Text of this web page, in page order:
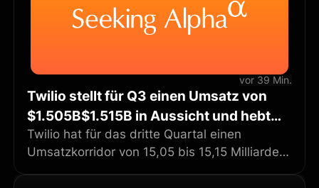
Twilio stellt für Q3 einen Umsatz von
$1.505B$1.515B in Aussicht und hebt
das organische Wachstum für FY2026
auf 13%13.5% an
Twilio hat für das dritte Quartal einen
Umsatzkorridor von 15,05 bis 15,15 Milliarden
vor 39 Min.